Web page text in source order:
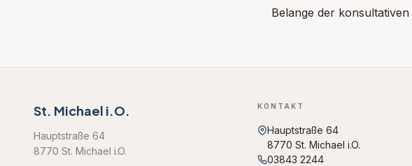
Belange der
St. Michael i.O.
Hauptstraße 64
8770 St. Michael i.O.
KONTAKT
Hauptstraße 64
8770 St. Michael i.O.
03843 2244